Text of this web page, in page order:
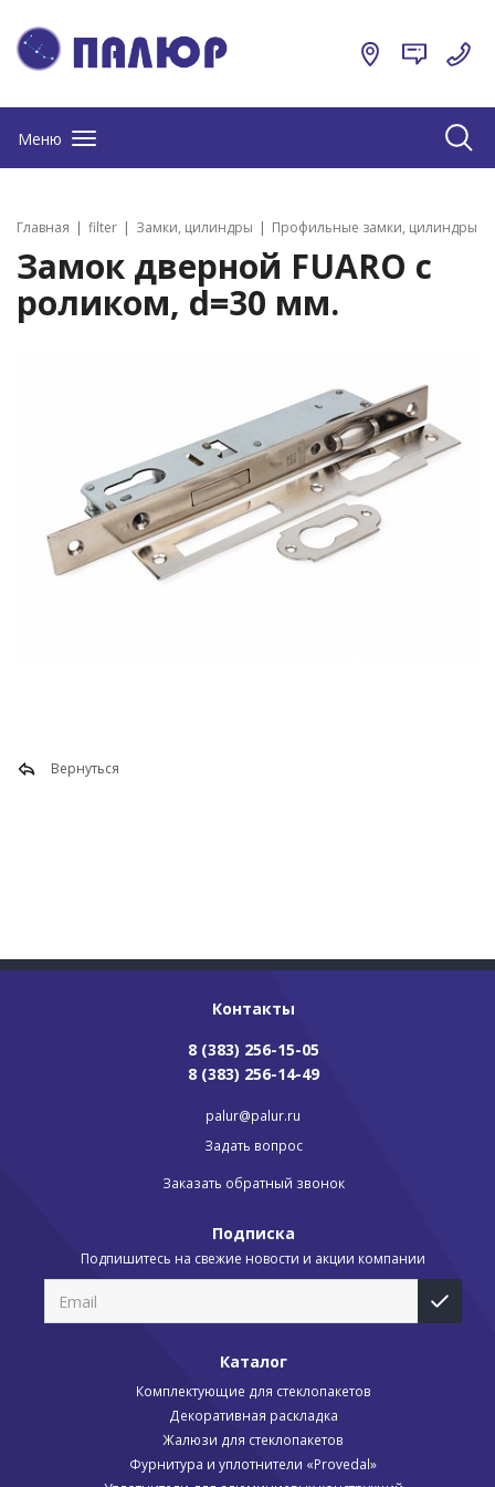
Меню
Главная filter Замки, цилиндры Профильные замки, цилиндры
Замок дверной FUARO с
роликом, d=30 мм.
Вернуться
Контакты
8 (383) 256-15-05
8 (383) 256-14-49
palur@palur.ru
Задать вопрос
Заказать обратный звонок
Подписка
Подпишитесь на свежие новости и акции компании
Каталог
Комплектующие для стеклопакетов
Декоративная раскладка
Жалюзи для стеклопакетов
Фурнитура и уплотнители «Provedal»